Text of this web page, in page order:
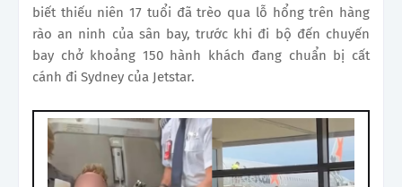
biết thiếu niên 17 tuổi đã trèo qua lỗ hổng trên hàng
rào an ninh của sân bay, trước khi đi bộ đến chuyến
bay chở khoảng 150 hành khách đang chuẩn bị cất
cánh đi Sydney của Jetstar.